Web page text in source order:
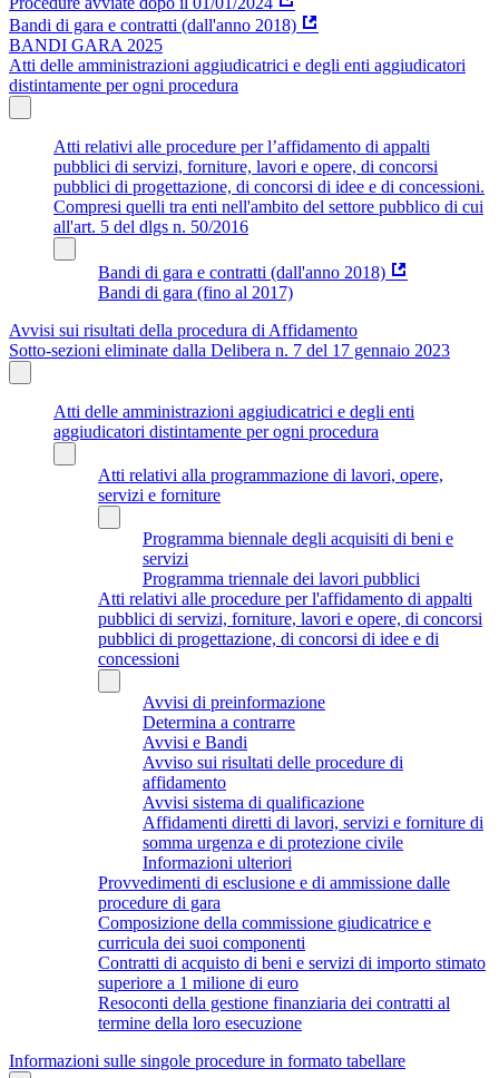
Bandi di gara e contratti (dall'anno 2018)
BANDI GARA 2025
Atti delle amministrazioni aggiudicatrici e degli enti aggiudicatori
distintamente per ogni procedura
Atti relativi alle procedure per l’affidamento di appalti
pubblici di servizi, forniture, lavori e opere, di concorsi
pubblici di progettazione, di concorsi di idee e di concessioni.
Compresi quelli tra enti nell'ambito del settore pubblico di cui
all'art. 5 del dlgs n. 50/2016
Bandi di gara e contratti (dall'anno 2018)
Bandi di gara (fino al 2017)
Avvisi sui risultati della procedura di Affidamento
Sotto-sezioni eliminate dalla Delibera n. 7 del 17 gennaio 2023
Atti delle amministrazioni aggiudicatrici e degli enti
aggiudicatori distintamente per ogni procedura
Atti relativi alla programmazione di lavori, opere,
servizi e forniture
Programma biennale degli acquisiti di beni e
servizi
Programma triennale dei lavori pubblici
Atti relativi alle procedure per l'affidamento di appalti
pubblici di servizi, forniture, lavori e opere, di concorsi
pubblici di progettazione, di concorsi di idee e di
concessioni
Avvisi di preinformazione
Determina a contrarre
Avvisi e Bandi
Avviso sui risultati delle procedure di
affidamento
Avvisi sistema di qualificazione
Affidamenti diretti di lavori, servizi e forniture di
somma urgenza e di protezione civile
Informazioni ulteriori
Provvedimenti di esclusione e di ammissione dalle
procedure di gara
Composizione della commissione giudicatrice e
curricula dei suoi componenti
Contratti di acquisto di beni e servizi di importo stimato
superiore a 1 milione di euro
Resoconti della gestione finanziaria dei contratti al
termine della loro esecuzione
Informazioni sulle singole procedure in formato tabellare